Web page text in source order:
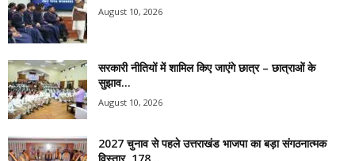
August 10, 2026
सरकारी नीतियों में शामिल किए जाएंगे छात्र – छात्राओं के
सुझाव...
August 10, 2026
2027 चुनाव से पहले उत्तराखंड भाजपा का बड़ा संगठनात्मक